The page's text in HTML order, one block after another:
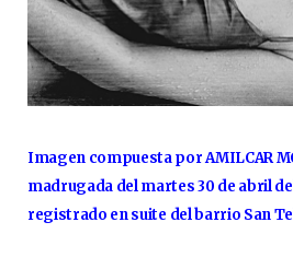
Imagen compuesta por AMILCAR
madrugada del martes 30 de abril
registrado en suite del barrio San